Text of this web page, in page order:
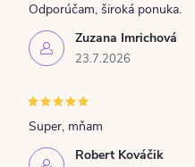
Zuzana Imrichová
23.7.2026
Odporúčam, široká ponuka.
Robert Kováčik
Super, mňam